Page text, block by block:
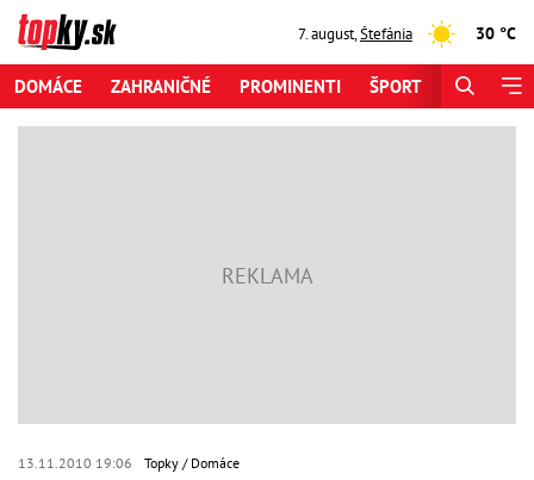
7. august,Štefánia 30 °C
DOMÁCE ZAHRANIČNÉ PROMINENTI ŠPORT
13.11.2010 19:06 Topky Domáce